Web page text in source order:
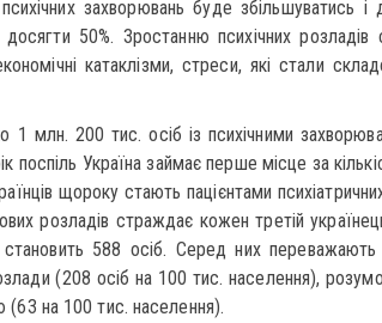
захворювань буде збільшуватись
50%. Зростанню психічних розладів
катаклізми, стреси, які стали
1 млн. 200 тис. осіб із психічними
поспіль Україна займає перше місце за
щороку стають пацієнтами
розладів страждає кожен третій
становить 588 осіб. Серед них
(208 осіб на 100 тис. населення),
(63 на 100 тис. населення).